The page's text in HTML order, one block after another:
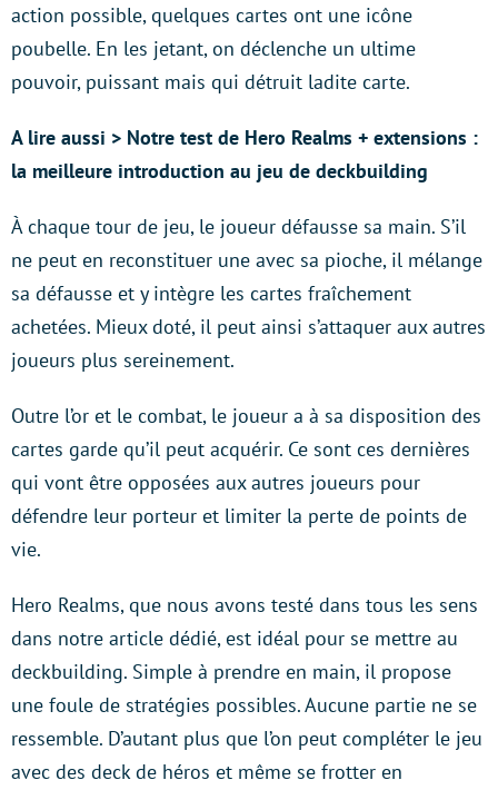
action possible, quelques cartes ont une icône
poubelle. En les jetant, on déclenche un ultime
pouvoir, puissant mais qui détruit ladite carte.
A lire aussi > Notre test de Hero Realms + extensions :
la meilleure introduction au jeu de deckbuilding
À chaque tour de jeu, le joueur défausse sa main. S’il
ne peut en reconstituer une avec sa pioche, il mélange
sa défausse et y intègre les cartes fraîchement
achetées. Mieux doté, il peut ainsi s’attaquer aux autres
joueurs plus sereinement.
Outre l’or et le combat, le joueur a à sa disposition des
cartes garde qu’il peut acquérir. Ce sont ces dernières
qui vont être opposées aux autres joueurs pour
défendre leur porteur et limiter la perte de points de
vie.
Hero Realms, que nous avons testé dans tous les sens
dans notre article dédié, est idéal pour se mettre au
deckbuilding. Simple à prendre en main, il propose
une foule de stratégies possibles. Aucune partie ne se
ressemble. D’autant plus que l’on peut compléter le jeu
avec des deck de héros et même se frotter en